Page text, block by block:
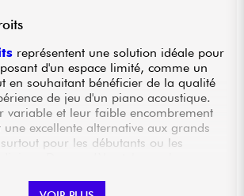
représentent une solution idéale pour
d'un espace limité, comme un
en souhaitant bénéficier de la qualité
de jeu d'un piano acoustique.
variable et leur faible encombrement
excellente alternative aux grands
pour les débutants ou les
fabrication et un rapport qualité-prix